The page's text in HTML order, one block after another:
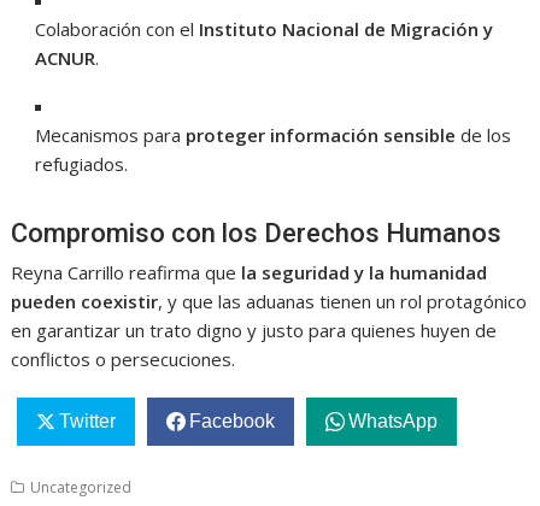
Colaboración con el Instituto Nacional de Migración y
ACNUR.
Mecanismos para proteger información sensible de los
refugiados.
Compromiso con los Derechos Humanos
Reyna Carrillo reafirma que la seguridad y la humanidad
pueden coexistir, y que las aduanas tienen un rol protagónico
en garantizar un trato digno y justo para quienes huyen de
conflictos o persecuciones.
Twitter Facebook WhatsApp
Uncategorized